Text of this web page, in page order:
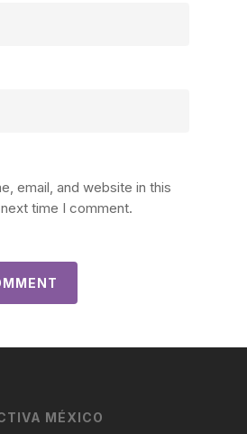
email, and website in this
time I comment.
MÉXICO